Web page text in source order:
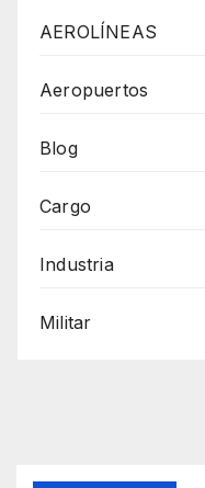
AEROLÍNEAS
Aeropuertos
Blog
Cargo
Industria
Militar